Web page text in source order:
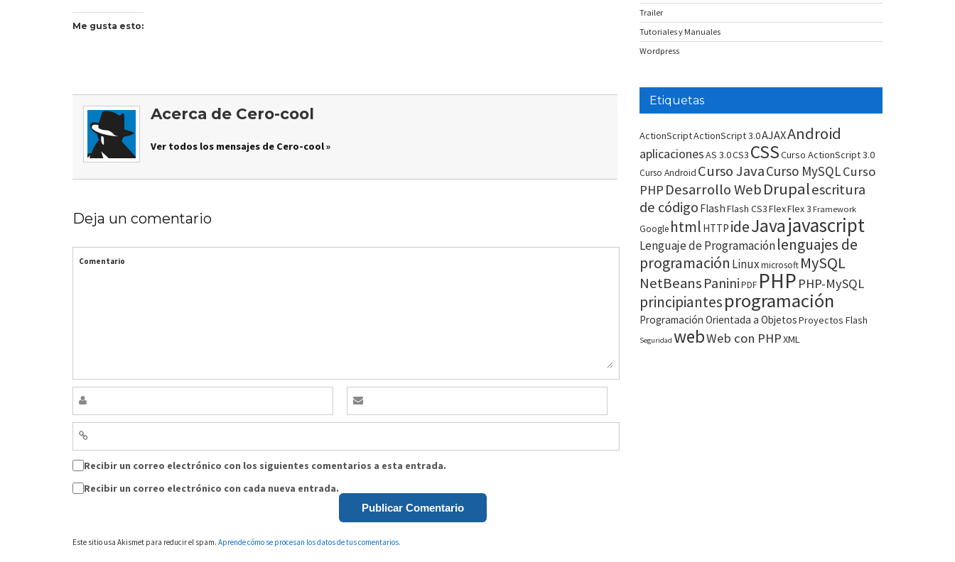
Me gusta esto:
Acerca de Cero-cool
Ver todos los mensajes de Cero-cool »
Deja un comentario
Comentario
Recibir un correo electrónico con los siguientes comentarios a esta entrada.
Recibir un correo electrónico con cada nueva entrada.
Este sitio usa Akismet para reducir el spam. Aprende cómo se procesan los datos de tus comentarios.
Trailer
Tutoriales y Manuales
Wordpress
Etiquetas
ActionScriptActionScript 3.0AJAXAndroid
aplicacionesAS 3.0CS3 CSSCurso ActionScript 3.0
Curso Android Curso JavaCurso MySQLCurso
PHP Desarrollo WebDrupalescritura
de código FlashFlash CS3FlexFlex 3 Framework
Google html HTTP ideJavajavascript
Lenguaje de Programaciónlenguajes de
programación Linuxmicrosoft MySQL
NetBeans PaniniPDF PHP PHP-MySQL
principiantesprogramación
Programación Orientada a ObjetosProyectos Flash
Seguridad webWeb con PHPXML